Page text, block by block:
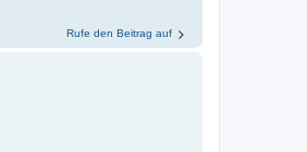
Rufe den Beitrag auf